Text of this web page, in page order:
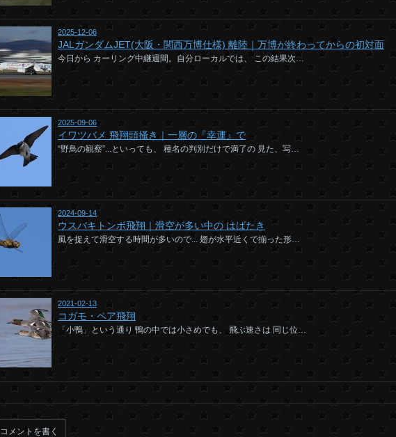
2025-12-06
JALガンダムJET(大阪・関西万博仕様) 離陸｜万博が終わってからの初対面
今日から カーリング中継週間。自分ローカルでは、 この結果次…
2025-09-06
イワツバメ 飛翔頭掻き｜一層の『幸運』で
“野鳥の観察”...といっても、 種名の判別だけで満了の 見た、写…
2024-09-14
ウスバキトンボ飛翔｜滑空が多い中の はばたき
風を捉えて滑空する時間が多いので... 翅が水平近くで揃った形…
2021-02-13
コガモ・ペア飛翔
「小鴨」という通り 鴨の中では小さめでも、 飛ぶ速さは 同じ位…
コメントを書く